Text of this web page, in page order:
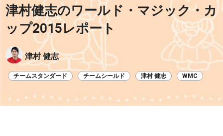
津村健志のワールド・マジック・カ
ップ2015レポート
津村 健志
チームスタンダード チームシールド 津村 健志 WMC